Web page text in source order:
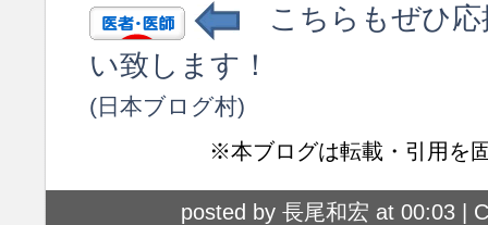
こちらもぜひ応
い致します！
(日本ブログ村)
※本ブログは転載・引用を
posted by 長尾和宏 at 00:03 |